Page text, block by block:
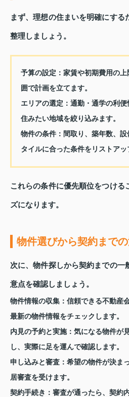
まず、理想の住まいを明確にする
整理しましょう。
予算の設定： 家賃や初期費用の
囲で計画を立てます。
エリアの選定： 通勤・通学の利便
住みたい地域を絞り込みます。
物件の条件： 間取り、築年数、
タイルに合った条件をリストアッ
これらの条件に優先順位をつける
ズになります。
物件選びから契約まで
次に、物件探しから契約までの一
意点を確認しましょう。
物件情報の収集： 信頼できる不動産
最新の物件情報をチェックします。
内見の予約と実施： 気になる物件が
し、実際に足を運んで確認します。
申し込みと審査： 希望の物件が決ま
居審査を受けます。
契約手続き： 審査が通ったら、契約